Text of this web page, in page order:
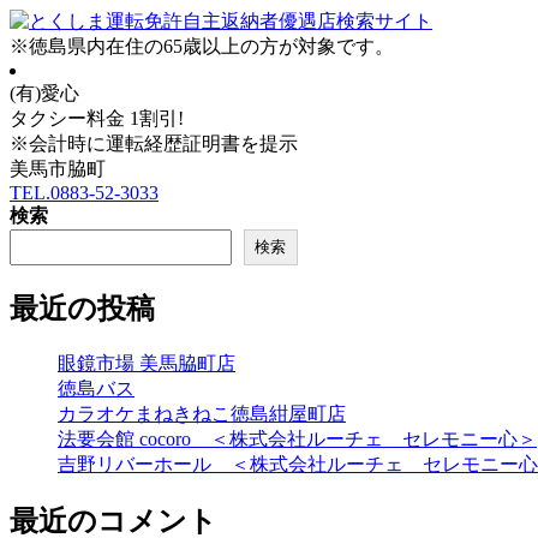
※徳島県内在住の65歳以上の方が対象です。
(有)愛心
タクシー料金 1割引!
※会計時に運転経歴証明書を提示
美馬市脇町
TEL.0883-52-3033
検索
検索
最近の投稿
眼鏡市場 美馬脇町店
徳島バス
カラオケまねきねこ徳島紺屋町店
法要会館 cocoro ＜株式会社ルーチェ セレモニー心＞
吉野リバーホール ＜株式会社ルーチェ セレモニー
最近のコメント